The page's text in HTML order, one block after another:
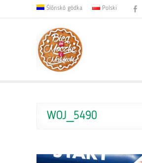
Ślōnskŏ gŏdka Polski
WOJ_5490